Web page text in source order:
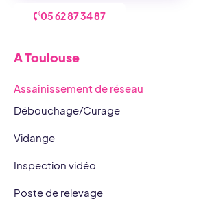
A TOULOUSE
05 62 87 34 87
A Toulouse
Assainissement de réseau
Débouchage/Curage
Vidange
Inspection vidéo
Poste de relevage